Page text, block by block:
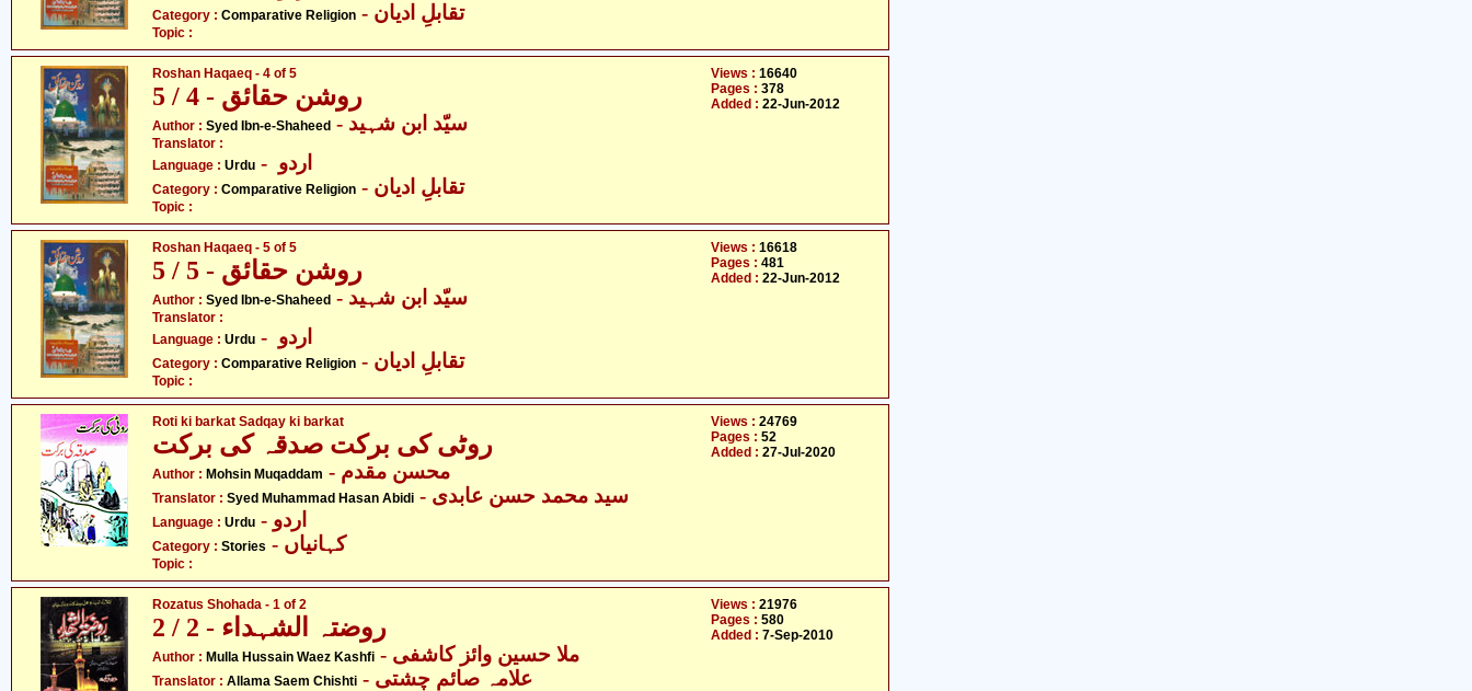
Category : Comparative Religion - تقابلِ ادیان
Topic :
Roshan Haqaeq - 4 of 5
روشن حقائق - 4 / 5
Author : Syed Ibn-e-Shaheed - سیّد ابن شہید
Translator :
Language : Urdu
Category : Comparative Religion - تقابلِ ادیان
Topic :
Views : 16640
Pages : 378
Added : 22-Jun-2012
Roshan Haqaeq - 5 of 5
روشن حقائق - 5 / 5
Author : Syed Ibn-e-Shaheed - سیّد ابن شہید
Translator :
Language : Urdu
Category : Comparative Religion - تقابلِ ادیان
Topic :
Views : 16618
Pages : 481
Added : 22-Jun-2012
Roti ki barkat Sadqay ki barkat
روٹی کی برکت صدقہ کی برکت
Author : Mohsin Muqaddam - محسن مقدم
Translator : Syed Muhammad Hasan Abidi - سید محمد حسن عابدی
Language : Urdu - اردو
Category : Stories - کہانیاں
Topic :
Views : 24769
Pages : 52
Added : 27-Jul-2020
Rozatus Shohada - 1 of 2
روضتہ الشہداء - 2 / 2
Author : Mulla Hussain Waez Kashfi - ملا حسین وائز کاشفی
Translator : Allama Saem Chishti - علامہ صائم چشتی
Views : 21976
Pages : 580
Added : 7-Sep-2010